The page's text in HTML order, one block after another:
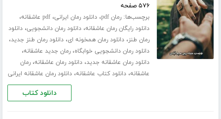
۵۷۶ صفحه
برچسب‌ها:رمان pdf ،دانلود رمان ایرانی،pdf عاشقانه ،
دانلود رایگان رمان عاشقانه،دانلود رمان دانشجویی،دانلود
رمان طنز،دانلود رمان همخونه ای،دانلود رمان طنز جدید،
دانلود رمان دانشجویی خوابگاه،رمان جدید عاشقانه،
دانلود رمان عاشقانه جدید،دانلود رمان عاشقانه،رمان
عاشقانه،دانلود کتاب عاشقانه،دانلود رمان عاشقانه ایرانی
دانلود کتاب